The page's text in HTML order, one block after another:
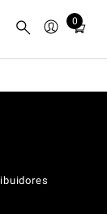
0
Total
cart: